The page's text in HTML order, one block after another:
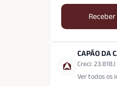
CAPÃO DA
Creci: 23.818J
Ver todos os